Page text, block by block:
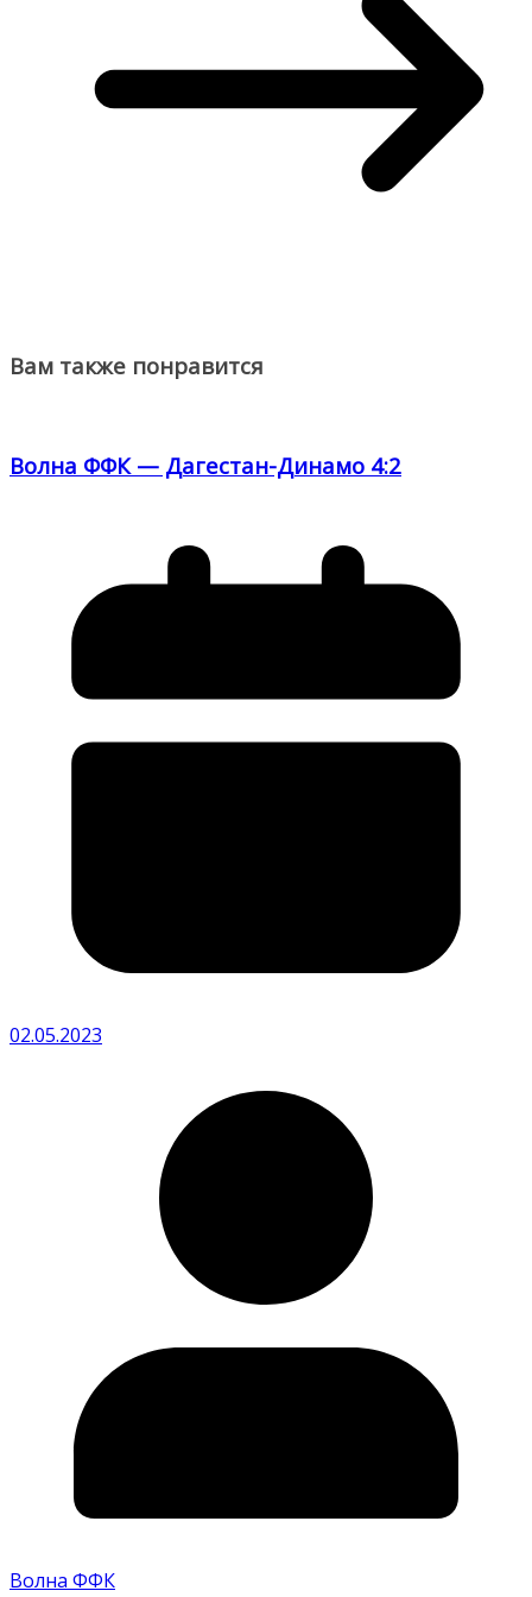
Вам также понравится
Волна ФФК — Дагестан-Динамо 4:2
02.05.2023
Волна ФФК